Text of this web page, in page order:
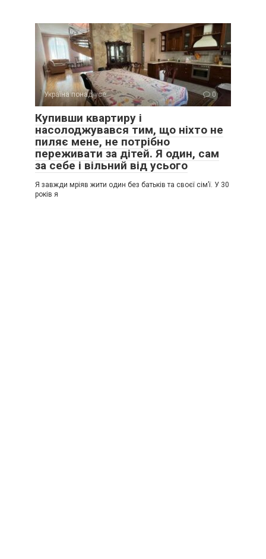
Україна понад усе 0
Купивши квартиру і
насолоджувався тим, що ніхто не
пиляє мене, не потрібно
переживати за дітей. Я один, сам
за себе і вільний від усього
Я завжди мріяв жити один без батьків та своєї сім’ї. У 30
років я